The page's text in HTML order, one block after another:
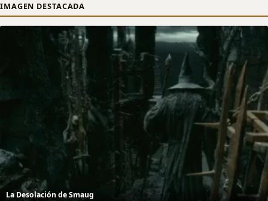
IMAGEN DESTACADA
La Desolación de Smaug